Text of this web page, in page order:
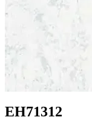
EH71312